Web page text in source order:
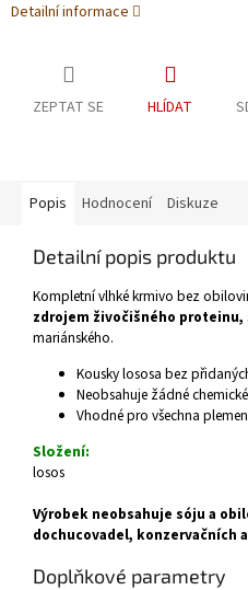
Detailní informace
ZEPTAT SE HLÍDAT
Popis Hodnocení Diskuze
Detailní popis produktu
Kompletní vlhké krmivo bez
zdrojem živočišného proteinu,
mariánského.
Kousky lososa bez
Neobsahuje žádné
Vhodné pro všechna
Složení:
losos
Výrobek neobsahuje sóju a
dochucovadel, konzervačních
Doplňkové parametry